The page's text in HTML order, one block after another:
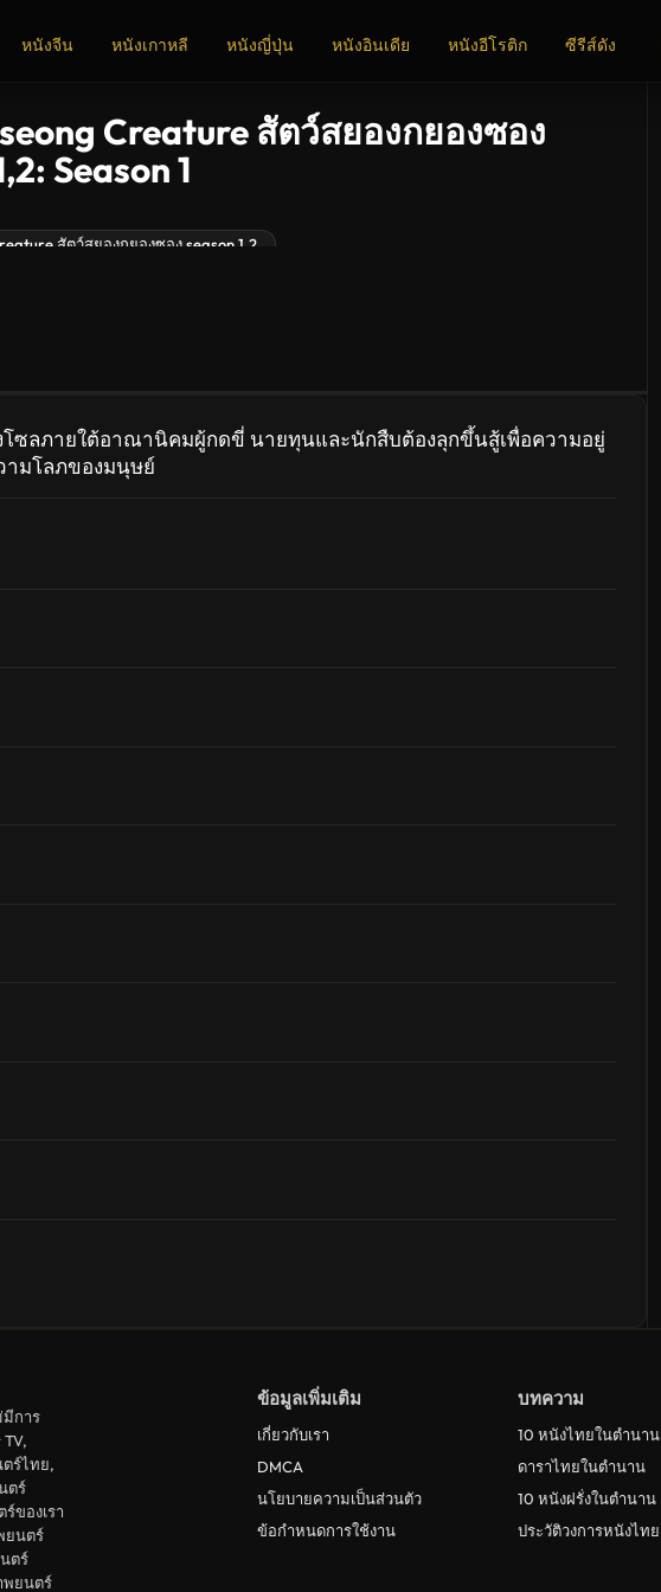
หนังจีน หนังเกาหลี หนังญี่ปุ่น หนังอินเดีย หนังอีโรติก ซีรีส์ดัง
Creature สัตว์สยองกยองซอง
Season 1
สัตว์สยองกยองซอง season 1,2
โซลภายใต้อาณานิคมผู้กดขี่ นายทุนและนักสืบต้องลุกขึ้นสู้เพื่อความอยู่
ามโลภของมนุษย์
ข้อมูลเพิ่มเติม
เกี่ยวกับเรา
DMCA
นโยบายความเป็นส่วนตัว
ข้อกำหนดการใช้งาน
บทความ
10 หนังไทยในตำนาน
ดาราไทยในตำนาน
10 หนังฝรั่งในตำนาน
ประวัติวงการหนังไทย
มีการ
ตร์ไทย,
ตร์
ของเรา
ยนตร์
ตร์
พยนตร์